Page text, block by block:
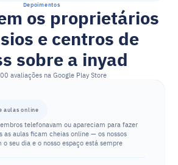
Depoimentos
os proprietários
e centros de
sobre a inyad
avaliações na Google Play Store
aulas online
telefonavam ou apareciam para fazer
as aulas ficam cheias online — os nossos
seu dia e o nosso espaço está sempre